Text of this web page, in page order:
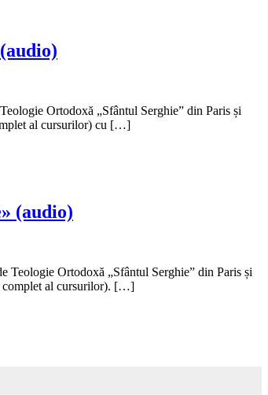
Ortodoxă „Sfântul Serghie” din Paris și
al cursurilor) cu […]
(audio)
Teologie Ortodoxă „Sfântul Serghie” din Paris și
complet al cursurilor). […]